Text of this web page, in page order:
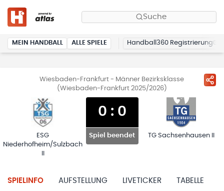
Suche
MEIN HANDBALL ALLE SPIELE Handball360 Registrierung
Wiesbaden-Frankfurt - Männer Bezirksklasse
(Wiesbaden-Frankfurt 2025/2026)
ESG
Niederhofheim/Sulzbach
0 : 0
Spiel beendet TG Sachsenhausen II
SPIELINFO AUFSTELLUNG LIVETICKER TABELLE